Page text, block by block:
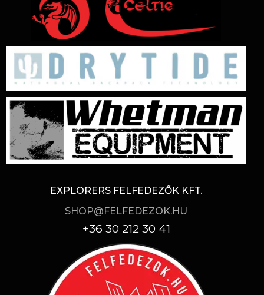
EXPLORERS FELFEDEZŐK KFT.
SHOP@FELFEDEZOK.HU
+36 30 212 30 41